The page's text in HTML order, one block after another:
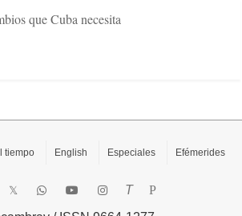
que Cuba necesita
tiempo English Especiales Efémerides
T P